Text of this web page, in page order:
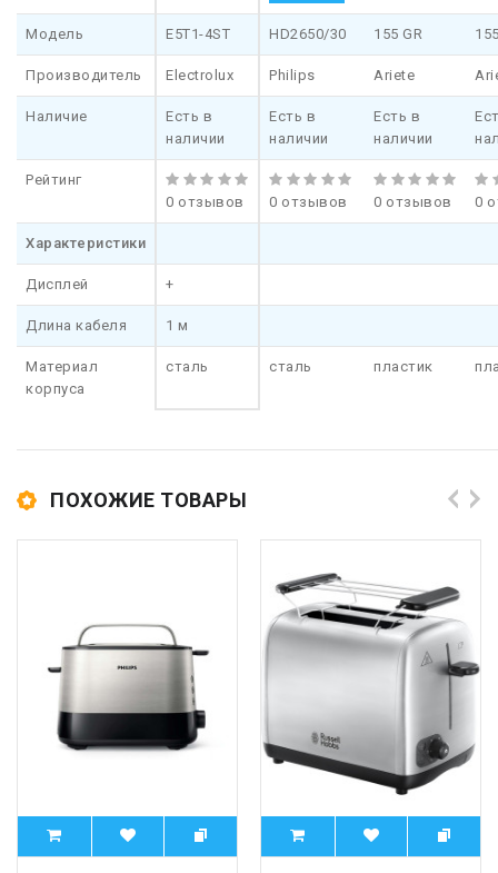
Модель E5T1-4ST HD2650/30 155 GR
Производитель Electrolux Philips Ariete
Наличие
Есть в
наличии
Есть в
наличии
Есть в
наличии
Рейтинг
0 отзывов
0 отзывов 0 отзывов 0
Характеристики
Дисплей +
Длина кабеля 1 м
Материал
корпуса
сталь сталь пластик
ПОХОЖИЕ ТОВАРЫ